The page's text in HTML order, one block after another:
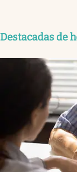
Destacadas de